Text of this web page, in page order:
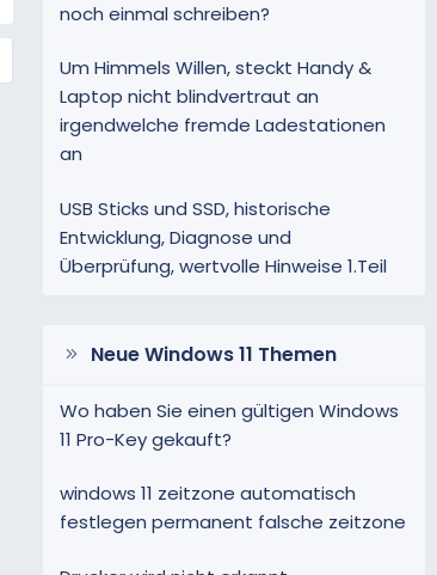
noch einmal schreiben?
Um Himmels Willen, steckt Handy &
Laptop nicht blindvertraut an
irgendwelche fremde Ladestationen
an
USB Sticks und SSD, historische
Entwicklung, Diagnose und
Überprüfung, wertvolle Hinweise 1.Teil
Neue Windows 11 Themen
Wo haben Sie einen gültigen Windows
11 Pro-Key gekauft?
windows 11 zeitzone automatisch
festlegen permanent falsche zeitzone